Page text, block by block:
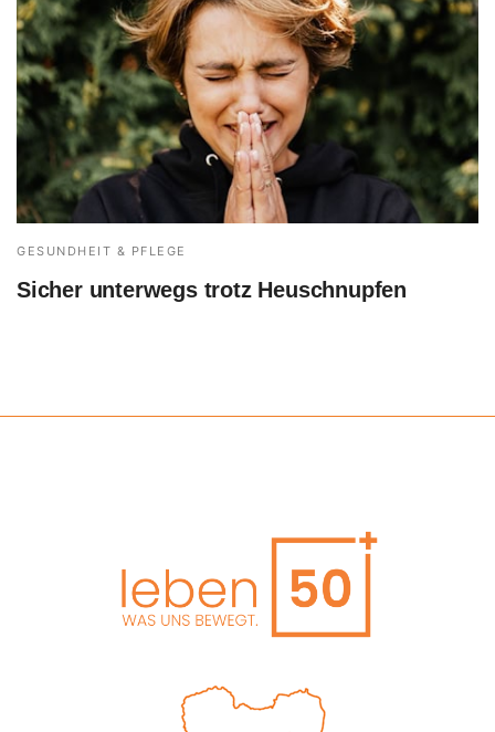
GESUNDHEIT & PFLEGE
Sicher unterwegs trotz Heuschnupfen